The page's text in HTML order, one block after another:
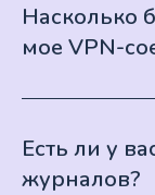
Насколько
мое VPN-
Есть ли у
журналов?